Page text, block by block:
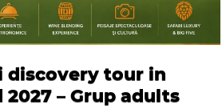
discovery tour in
– Grup adults